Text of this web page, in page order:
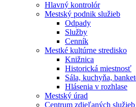
Hlavný kontrolór
Mestský podnik služieb
Odpady
Služby
Cenník
Mestké kultúrne stredisko
Knižnica
Historická miestnosť
Sála, kuchyňa,
Hlásenia v rozhlase
Mestský úrad
Centrum zdieľaných služieb